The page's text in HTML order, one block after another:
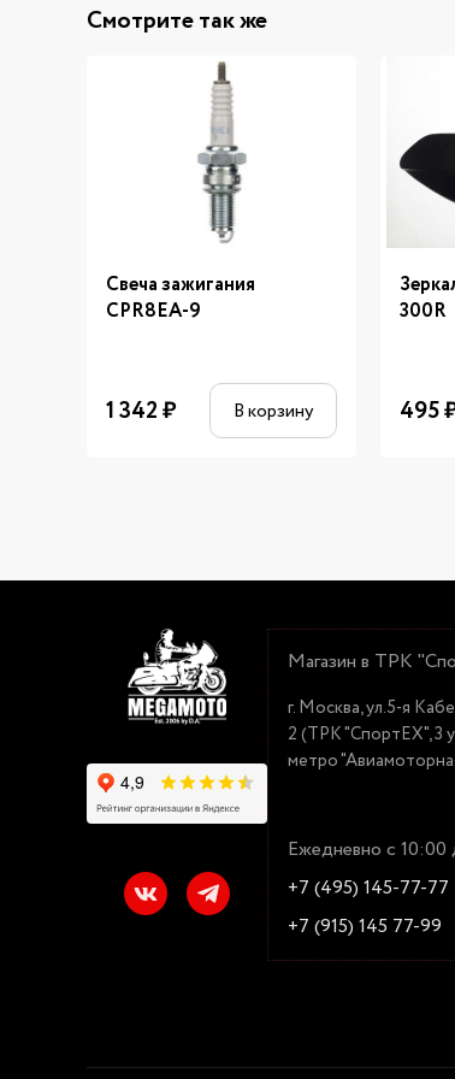
Смотрите так же
Свеча зажигания
CPR8EA-9
1 342₽ В корзину
300R
495
Магазин в ТРК
г. Москва, ул.5-я
2 (ТРК "СпортЕХ", 3
метро
Ежедневно с 10:00
+7 (495) 145-77-77
+7 (915) 145 77-99